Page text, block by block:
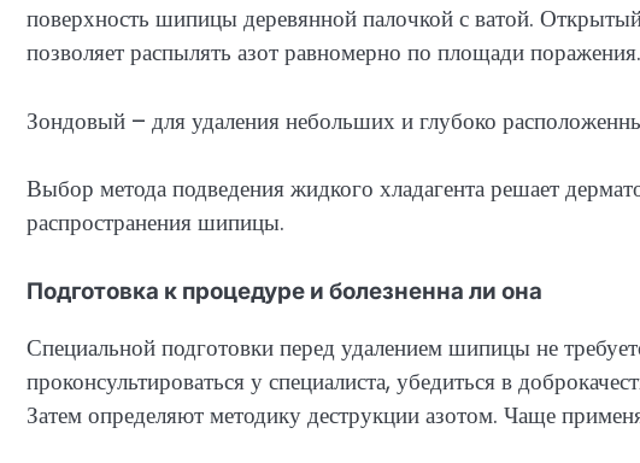
поверхность шипицы деревянной палочкой с ватой.
позволяет распылять азот равномерно по площади поражения.
Зондовый – для удаления небольших и глубоко
Выбор метода подведения жидкого хладагента решает
распространения шипицы.
Подготовка к процедуре и болезненна ли она
Специальной подготовки перед удалением шипицы не
проконсультироваться у специалиста, убедиться в
Затем определяют методику деструкции азотом. Чаще